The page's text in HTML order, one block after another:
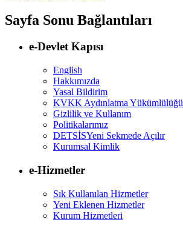
Sayfa Sonu Bağlantıları
e-Devlet Kapısı
English
Hakkımızda
Yasal Bildirim
KVKK Aydınlatma Yükümlülüğü
Gizlilik ve Kullanım
Politikalarımız
DETSİSYeni Sekmede Açılır
Kurumsal Kimlik
e-Hizmetler
Sık Kullanılan Hizmetler
Yeni Eklenen Hizmetler
Kurum Hizmetleri